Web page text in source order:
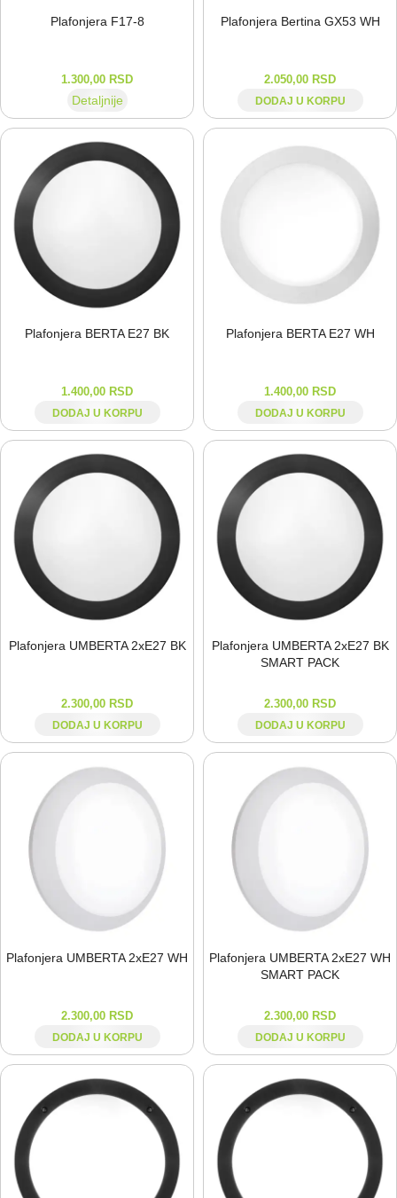
Plafonjera F17-⁠8
1.300,00 RSD
Detaljnije
Plafonjera Bertina GX53 WH
2.050,00 RSD
DODAJ U KORPU
Plafonjera BERTA E27 BK
1.400,00 RSD
DODAJ U KORPU
Plafonjera BERTA E27 WH
1.400,00 RSD
DODAJ U KORPU
Plafonjera UMBERTA 2xE27 BK
2.300,00 RSD
DODAJ U KORPU
Plafonjera UMBERTA 2xE27 BK
SMART PACK
2.300,00 RSD
DODAJ U KORPU
Plafonjera UMBERTA 2xE27 WH
2.300,00 RSD
DODAJ U KORPU
Plafonjera UMBERTA 2xE27 WH
SMART PACK
2.300,00 RSD
DODAJ U KORPU